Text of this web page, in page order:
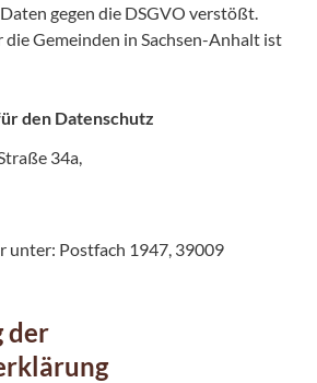
gegen die DSGVO verstößt.
Gemeinden in Sachsen-Anhalt ist
den Datenschutz
34a,
unter: Postfach 1947, 39009
der